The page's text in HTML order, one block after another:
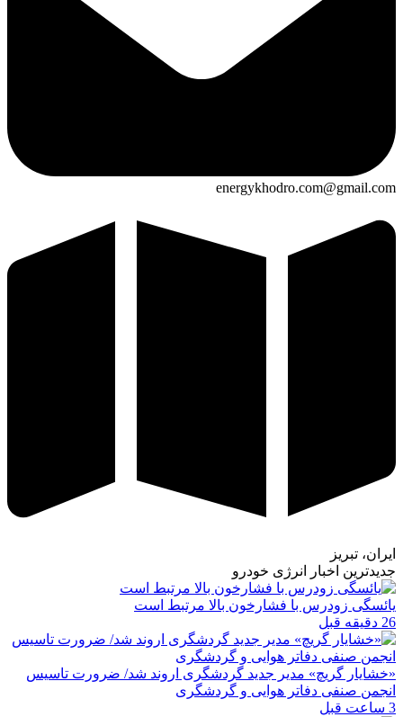
energykhodro.com@gmail.com
ایران، تبریز
جدیدترین اخبار انرژی خودرو
یائسگی زودرس با فشارخون بالا مرتبط است
26 دقیقه قبل
«خشایار گریچ» مدیر جدید گردشگری اروند شد/ ضرورت تاسیس
انجمن صنفی دفاتر هوایی و گردشگری
3 ساعت قبل